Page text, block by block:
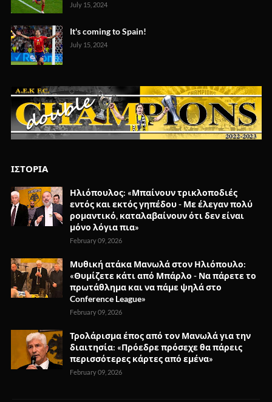
July 15, 2024
It's coming to Spain!
July 15, 2024
ΙΣΤΟΡΙΑ
Ηλιόπουλος: «Μπαίνουν τρικλοποδιές
εντός και εκτός γηπέδου - Με έλεγαν πολύ
ρομαντικό, καταλαβαίνουν ότι δεν είναι
μόνο λόγια πια»
February 09, 2026
Μυθική ατάκα Μανωλά στον Ηλιόπουλο:
«Θυμίζετε κάτι από Μπάρλο - Να πάρετε το
πρωτάθλημα και να πάμε ψηλά στο
Conference League»
February 09, 2026
Τρολάρισμα έπος από τον Μανωλά για την
διαιτησία: «Πρόεδρε πρόσεχε θα πάρεις
περισσότερες κάρτες από εμένα»
February 09, 2026